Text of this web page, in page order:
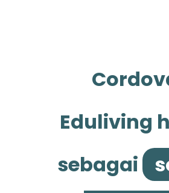
Eduliving
sebagai